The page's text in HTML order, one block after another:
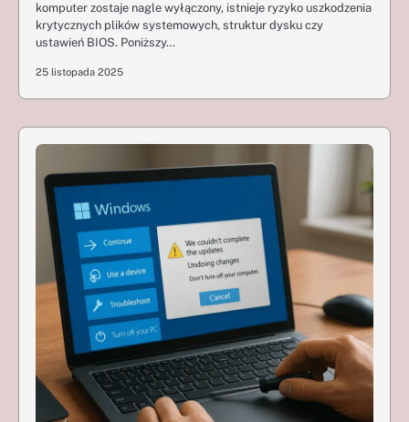
komputer zostaje nagle wyłączony, istnieje ryzyko uszkodzenia
krytycznych plików systemowych, struktur dysku czy
ustawień BIOS. Poniższy…
25 listopada 2025